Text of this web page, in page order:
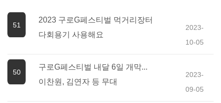
51
2023 구로G페스티벌 먹거리장터
다회용기 사용해요
2023-
10-05
50
구로G페스티벌 내달 6일 개막...
이찬원, 김연자 등 무대
2023-
09-05